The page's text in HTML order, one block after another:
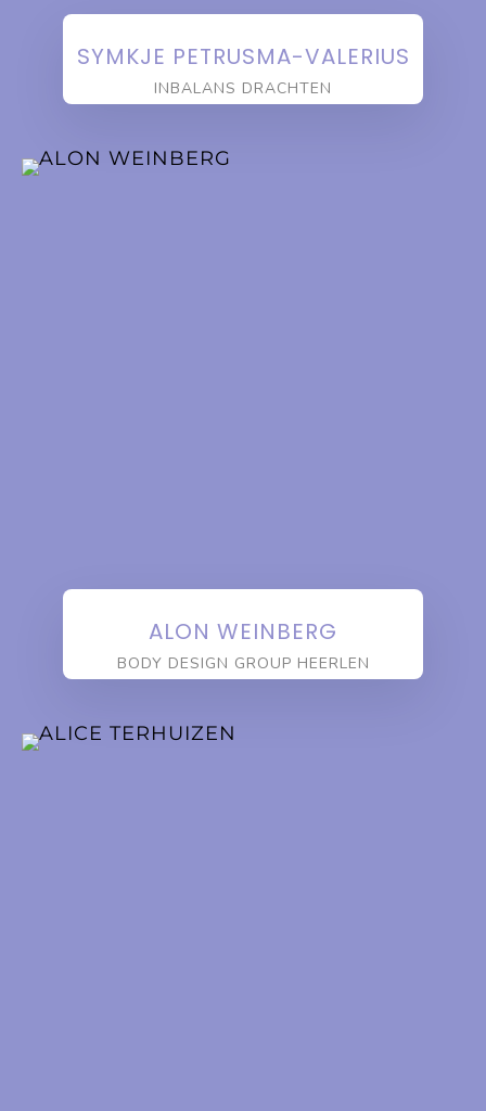
SYMKJE PETRUSMA-VALERIUS
INBALANS DRACHTEN
ALON WEINBERG
BODY DESIGN GROUP HEERLEN